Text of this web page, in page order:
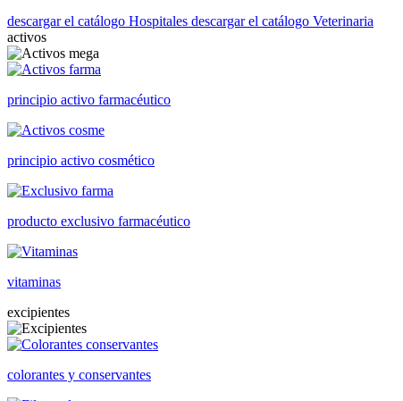
descargar el catálogo Hospitales descargar el catálogo Veterinaria
activos
principio activo farmacéutico
principio activo cosmético
producto exclusivo farmacéutico
vitaminas
excipientes
colorantes y conservantes